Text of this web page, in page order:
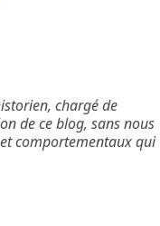
chargé de
de ce blog, sans nous
comportementaux qui